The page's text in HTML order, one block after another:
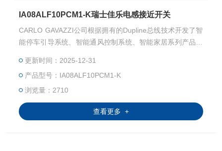
IA08ALF10PCM1-K瑞士佳乐电感接近开关
CARLO GAVAZZI公司根据拥有的Dupline总线技术开发了智
能停车引导系统、智能通风控制系统、智能家居系列产品。
耗，减轻驾驶人员的疲劳提供了有效的。人性化的设计风
格、*的系统功能、*多功能的产品应用瑞士佳乐电感接近开
关
更新时间：2025-12-31
产品型号：IA08ALF10PCM1-K
浏览量：2710
查看更多 +